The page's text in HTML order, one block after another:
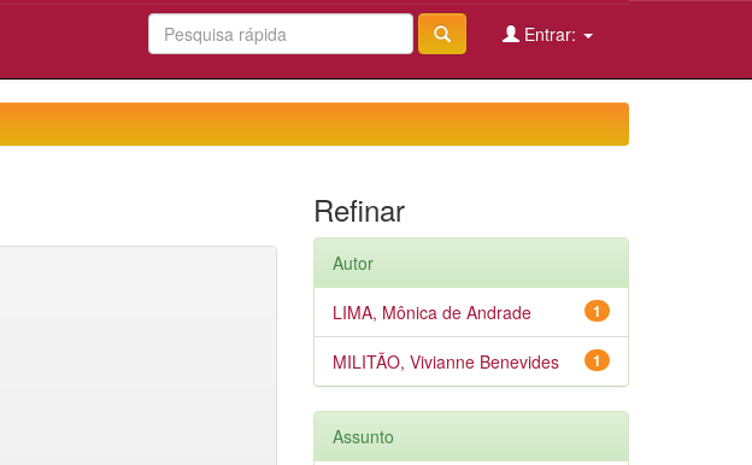
Entrar:
Refinar
Autor
1
LIMA, Mônica de Andrade
1
MILITÃO, Vivianne Benevides
Assunto